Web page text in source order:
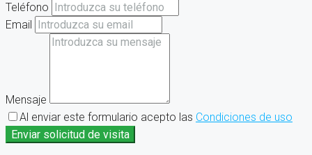
Teléfono
Email
Mensaje
Al enviar este formulario acepto las Condiciones de uso
Enviar solicitud de visita